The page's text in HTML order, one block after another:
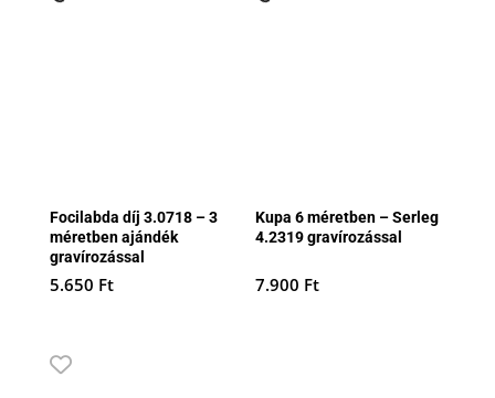
Focilabda díj 3.0718 – 3
méretben ajándék
gravírozással
5.650 Ft
Kupa 6 méretben – Serleg
4.2319 gravírozással
7.900 Ft